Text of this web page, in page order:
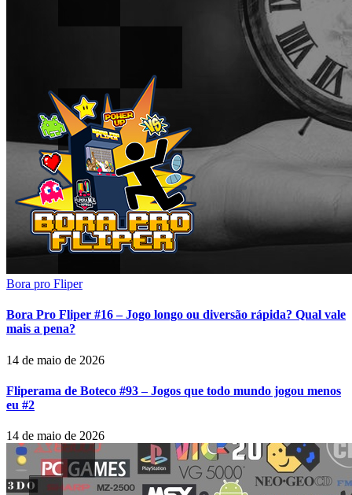
Bora pro Fliper
Bora Pro Fliper #16 – Jogo longo ou diversão rápida? Qual vale
mais a pena?
14 de maio de 2026
Fliperama de Boteco #93 – Jogos que todo mundo jogou menos
eu #2
14 de maio de 2026